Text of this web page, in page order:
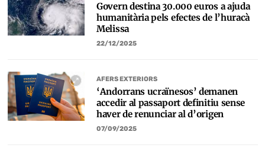
Govern destina 30.000 euros a ajuda
humanitària pels efectes de l’huracà
Melissa
22/12/2025
AFERS EXTERIORS
‘Andorrans ucraïnesos’ demanen
accedir al passaport definitiu sense
haver de renunciar al d’origen
07/09/2025